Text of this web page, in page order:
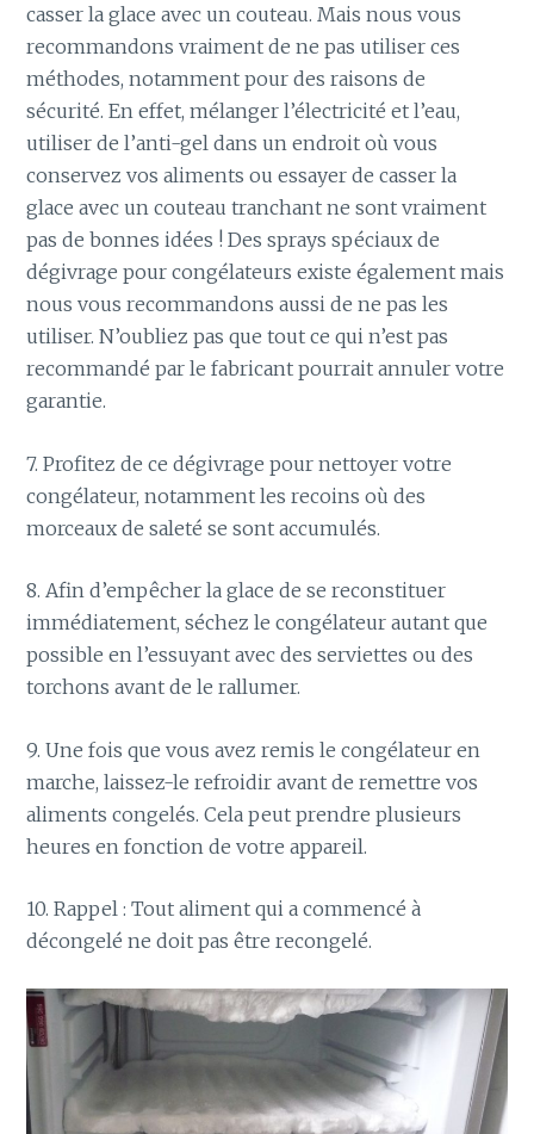
casser la glace avec un couteau. Mais nous vous
recommandons vraiment de ne pas utiliser ces
méthodes, notamment pour des raisons de
sécurité. En effet, mélanger l’électricité et l’eau,
utiliser de l’anti-gel dans un endroit où vous
conservez vos aliments ou essayer de casser la
glace avec un couteau tranchant ne sont vraiment
pas de bonnes idées ! Des sprays spéciaux de
dégivrage pour congélateurs existe également mais
nous vous recommandons aussi de ne pas les
utiliser. N’oubliez pas que tout ce qui n’est pas
recommandé par le fabricant pourrait annuler votre
garantie.
7. Profitez de ce dégivrage pour nettoyer votre
congélateur, notamment les recoins où des
morceaux de saleté se sont accumulés.
8. Afin d’empêcher la glace de se reconstituer
immédiatement, séchez le congélateur autant que
possible en l’essuyant avec des serviettes ou des
torchons avant de le rallumer.
9. Une fois que vous avez remis le congélateur en
marche, laissez-le refroidir avant de remettre vos
aliments congelés. Cela peut prendre plusieurs
heures en fonction de votre appareil.
10. Rappel : Tout aliment qui a commencé à
décongelé ne doit pas être recongelé.